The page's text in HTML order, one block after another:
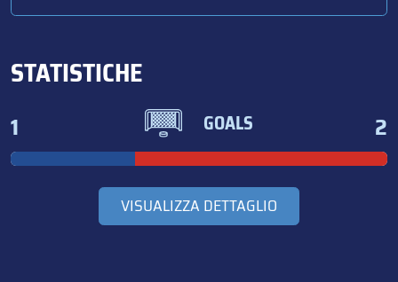
STATISTICHE
1 GOALS 2
VISUALIZZA DETTAGLIO